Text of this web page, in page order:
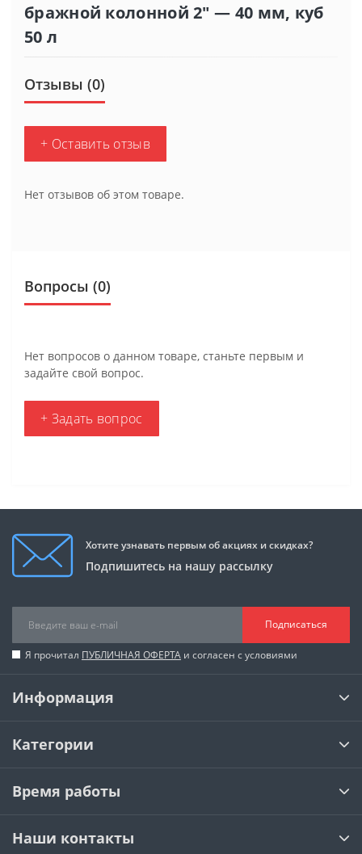
бражной колонной 2" — 40 мм, куб
50 л
Отзывы (0)
+ Оставить отзыв
Нет отзывов об этом товаре.
Вопросы (0)
Нет вопросов о данном товаре, станьте первым и
задайте свой вопрос.
+ Задать вопрос
Хотите узнавать первым об акциях и скидках?
Подпишитесь на нашу рассылку
Подписаться
Я прочитал ПУБЛИЧНАЯ ОФЕРТА и согласен с условиями
Информация
Категории
Время работы
Наши контакты